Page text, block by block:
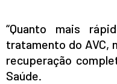
“Quanto mais
tratamento do AVC,
recuperação
Saúde.